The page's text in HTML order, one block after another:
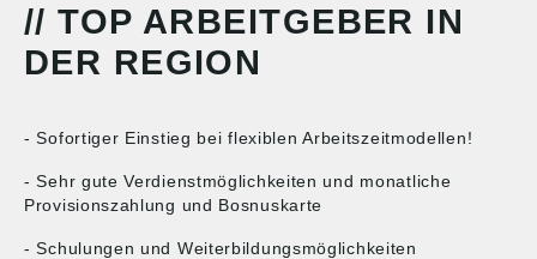
// TOP ARBEITGEBER IN
DER REGION
- Sofortiger Einstieg bei flexiblen Arbeitszeitmodellen!
- Sehr gute Verdienstmöglichkeiten und monatliche
Provisionszahlung und Bosnuskarte
- Schulungen und Weiterbildungsmöglichkeiten